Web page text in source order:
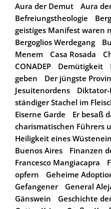
Aura der Demut
Aura
Befreiungstheologie
geistiges Manifest waren
Bergoglios Werdegang
Menem
Casa Rosada
CONADEP
Demütigkeit
geben
Der jüngste
Jesuitenordens
Diktator-
ständiger Stachel im
Eiserne Garde
Er besaß
charismatischen Führers
Heiligkeit eines
Buenos Aires
Finanzen
Francesco Mangiacapra
opfern
Geheime
Gefangener
General
Gänswein
Geschichte